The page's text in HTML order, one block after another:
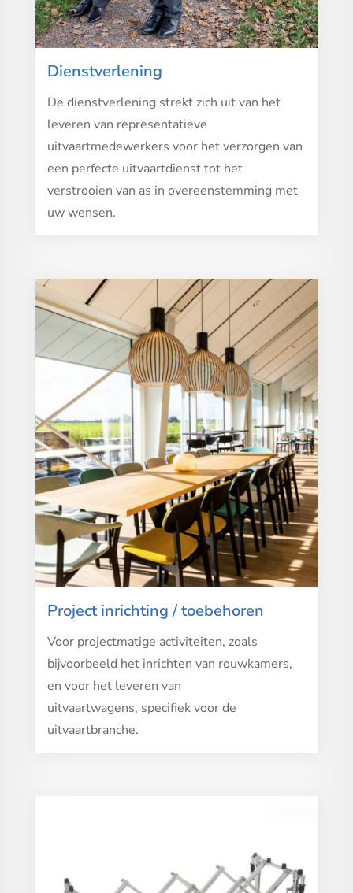
Dienstverlening
De dienstverlening strekt zich uit van het
leveren van representatieve
uitvaartmedewerkers voor het verzorgen van
een perfecte uitvaartdienst tot het
verstrooien van as in overeenstemming met
uw wensen.
Project inrichting / toebehoren
Voor projectmatige activiteiten, zoals
bijvoorbeeld het inrichten van rouwkamers,
en voor het leveren van
uitvaartwagens, specifiek voor de
uitvaartbranche.